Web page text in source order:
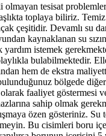
tesisat
toplaya biliriz.
çeşitidir. Devamlı su
kaynaklanan su
istemek
bulabilmektedir.
hem de ekstra
bölgede
faaliyet göstermesi
sahip olmak
özen gösteriniz. Su
Bu cisimleri boru